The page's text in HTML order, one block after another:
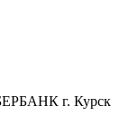
г. Курск